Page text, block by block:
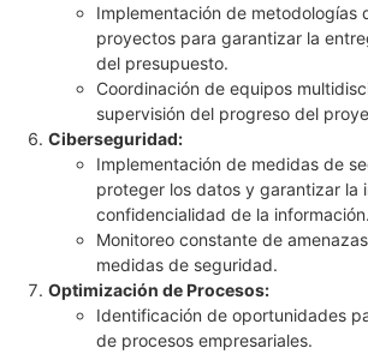
Implementación de metodologías
proyectos para garantizar la
del presupuesto.
Coordinación de equipos
supervisión del progreso del
Ciberseguridad:
Implementación de medidas de
proteger los datos y garantizar la
confidencialidad de la información.
Monitoreo constante de
medidas de seguridad.
Optimización de Procesos:
Identificación de oportunidades
de procesos empresariales.